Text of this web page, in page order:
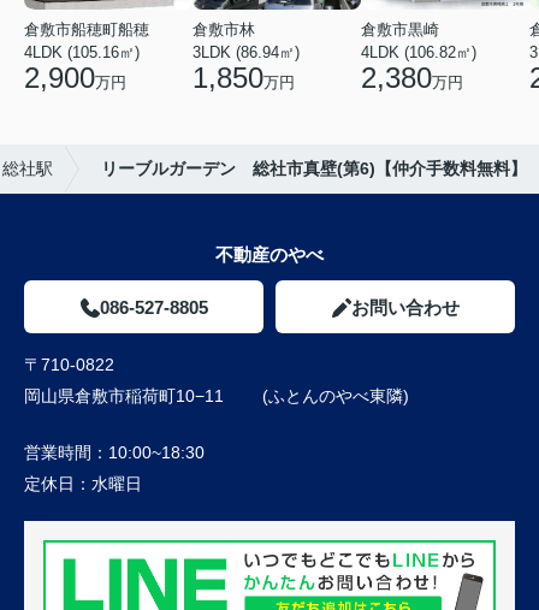
倉敷市船穂町船穂
4LDK (105.16㎡)
2,900万円
倉敷市林
3LDK (86.94㎡)
1,850万円
倉敷市黒崎
4LDK (106.82㎡)
2,380万円
総社駅 リーブルガーデン 総社市真壁(第6)【仲介手数料無料】
不動産のやべ
086-527-8805 お問い合わせ
〒710-0822
岡山県倉敷市稲荷町10−11 (ふとんのやべ東隣)
営業時間： 10:00~18:30
定休日： 水曜日